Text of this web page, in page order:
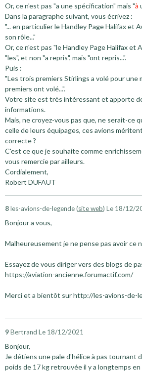
Or, ce n'est pas "a une spécification" mais "à
Dans la paragraphe suivant, vous écrivez :
"... en particulier le Handley Page Halifax et
son rôle..."
Or, ce n'est pas "le Handley Page Halifax et
"les", et non "a repris", mais "ont repris...".
Puis :
"Les trois premiers Stirlings a volé pour une
premiers ont volé...".
Votre site est très intéressant et apporte
informations.
Mais, ne croyez-vous pas que, ne serait-ce
celle de leurs équipages, ces avions
correcte ?
C'est ce que je souhaite comme
vous remercie par ailleurs.
Cordialement,
Robert DUFAUT
8les-avions-de-legende (site web) Le 18/12/
Bonjour a vous,
Malheureusement je ne pense pas avoir ce
Essayez de vous diriger vers des blogs de
https://aviation-ancienne.forumactif.com/
Merci et a bientôt sur http://les-avions-de-
9Bertrand Le 18/12/2021
Bonjour,
Je détiens une pale d'hélice à pas tournant
poids de 17 kg retrouvée il y a longtemps